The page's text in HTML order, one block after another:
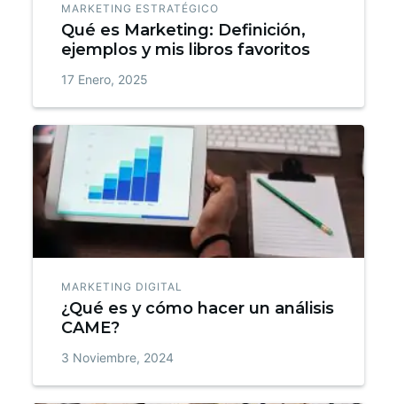
MARKETING ESTRATÉGICO
Qué es Marketing: Definición,
ejemplos y mis libros favoritos
17 Enero, 2025
MARKETING DIGITAL
¿Qué es y cómo hacer un análisis
CAME?
3 Noviembre, 2024